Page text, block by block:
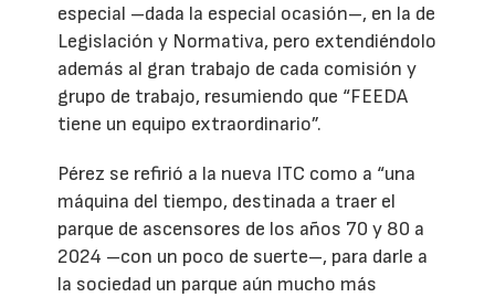
especial –dada la especial ocasión–, en la de
Legislación y Normativa, pero extendiéndolo
además al gran trabajo de cada comisión y
grupo de trabajo, resumiendo que “FEEDA
tiene un equipo extraordinario”.
Pérez se refirió a la nueva ITC como a “una
máquina del tiempo, destinada a traer el
parque de ascensores de los años 70 y 80 a
2024 –con un poco de suerte–, para darle a
la sociedad un parque aún mucho más